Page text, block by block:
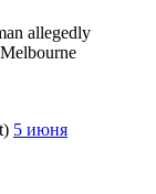
allegedly
5 июня